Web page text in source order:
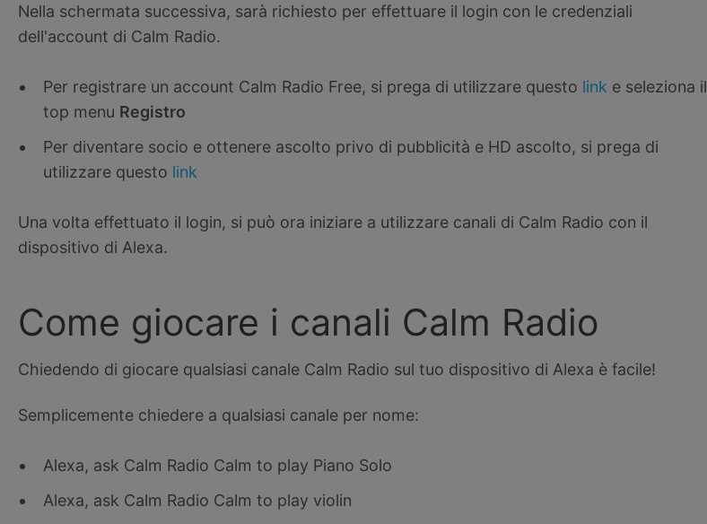
Nella schermata successiva, sarà richiesto per effettuare il login con le credenziali
dell'account di Calm Radio.
Per registrare un account Calm Radio Free, si prega di utilizzare questo link e seleziona il
top menu Registro
Per diventare socio e ottenere ascolto privo di pubblicità e HD ascolto, si prega di
utilizzare questo link
Una volta effettuato il login, si può ora iniziare a utilizzare canali di Calm Radio con il
dispositivo di Alexa.
Come giocare i canali Calm Radio
Chiedendo di giocare qualsiasi canale Calm Radio sul tuo dispositivo di Alexa è facile!
Semplicemente chiedere a qualsiasi canale per nome:
Alexa, ask Calm Radio Calm to play Piano Solo
Alexa, ask Calm Radio Calm to play violin